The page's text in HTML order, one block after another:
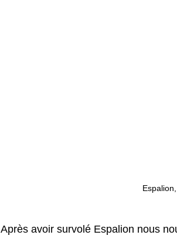
Après avoir survolé Espalion nous